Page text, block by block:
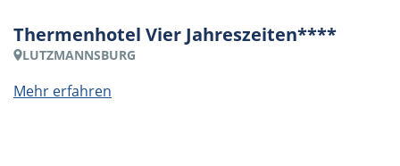
Thermenhotel Vier Jahreszeiten****
LUTZMANNSBURG
Mehr erfahren